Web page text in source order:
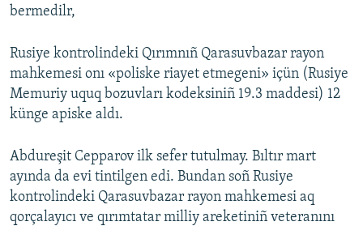
bermedilr,
Rusiye kontrolindeki Qırımnıñ Qarasuvbazar rayon
mahkemesi onı «poliske riayet etmegeni» içün (Rusiye
Memuriy uquq bozuvları kodeksiniñ 19.3 maddesi) 12
künge apiske aldı.
Abdureşit Cepparov ilk sefer tutulmay. Bıltır mart
ayında da evi tintilgen edi. Bundan soñ Rusiye
kontrolindeki Qarasuvbazar rayon mahkemesi aq
qorçalayıcı ve qırımtatar milliy areketiniñ veteranını